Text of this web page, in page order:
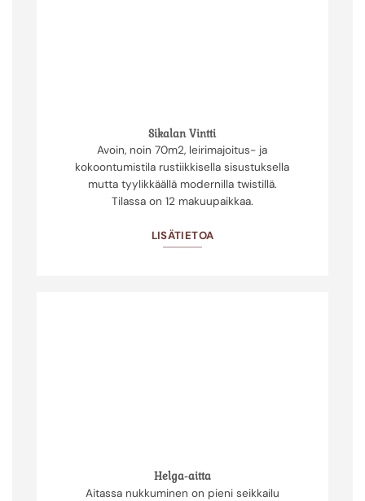
Sikalan Vintti
Avoin, noin 70m2, leirimajoitus- ja
kokoontumistila rustiikkisella sisustuksella
mutta tyylikkäällä modernilla twistillä.
Tilassa on 12 makuupaikkaa.
LISÄTIETOA
Helga-aitta
Aitassa nukkuminen on pieni seikkailu